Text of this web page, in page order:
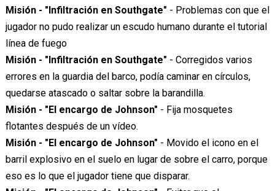
Misión - "Infiltración en Southgate" - Problemas con que el
jugador no pudo realizar un escudo humano durante el tutorial
línea de fuego
Misión - "Infiltración en Southgate" - Corregidos varios
errores en la guardia del barco, podía caminar en círculos,
quedarse atascado o saltar sobre la barandilla.
Misión - "El encargo de Johnson" - Fija mosquetes
flotantes después de un vídeo.
Misión - "El encargo de Johnson" - Movido el icono en el
barril explosivo en el suelo en lugar de sobre el carro, porque
eso es lo que el jugador tiene que disparar.